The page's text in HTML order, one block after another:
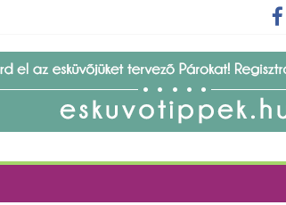
környezetbarát szempontjainak erősítése